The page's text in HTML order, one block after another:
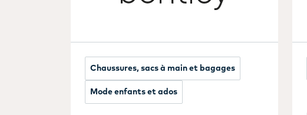
Chaussures, sacs à main et bagages
Mode enfants et ados